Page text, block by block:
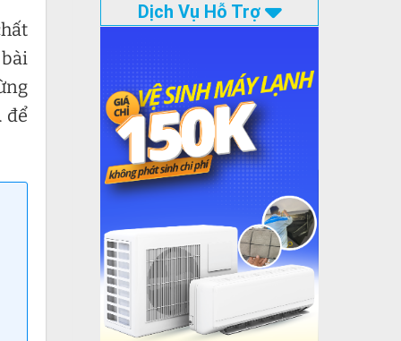
để
Dịch Vụ Hỗ Trợ